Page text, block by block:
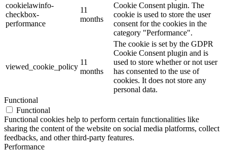
cookielawinfo-
checkbox-
performance
11
months
Cookie Consent plugin. The
cookie is used to store the user
consent for the cookies in the
category "Performance".
viewed_cookie_policy
11
months
The cookie is set by the GDPR
Cookie Consent plugin and is
used to store whether or not user
has consented to the use of
cookies. It does not store any
personal data.
Functional
Functional
Functional cookies help to perform certain functionalities like
sharing the content of the website on social media platforms, collect
feedbacks, and other third-party features.
Performance